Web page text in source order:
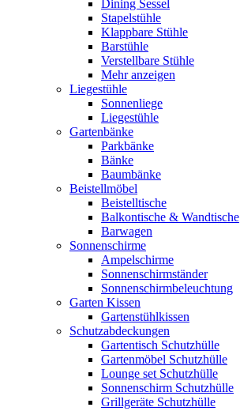
Dining Sessel
Stapelstühle
Klappbare Stühle
Barstühle
Verstellbare Stühle
Mehr anzeigen
Liegestühle
Sonnenliege
Liegestühle
Gartenbänke
Parkbänke
Bänke
Baumbänke
Beistellmöbel
Beistelltische
Balkontische & Wandtische
Barwagen
Sonnenschirme
Ampelschirme
Sonnenschirmständer
Sonnenschirmbeleuchtung
Garten Kissen
Gartenstühlkissen
Schutzabdeckungen
Gartentisch Schutzhülle
Gartenmöbel Schutzhülle
Lounge set Schutzhülle
Sonnenschirm Schutzhülle
Grillgeräte Schutzhülle